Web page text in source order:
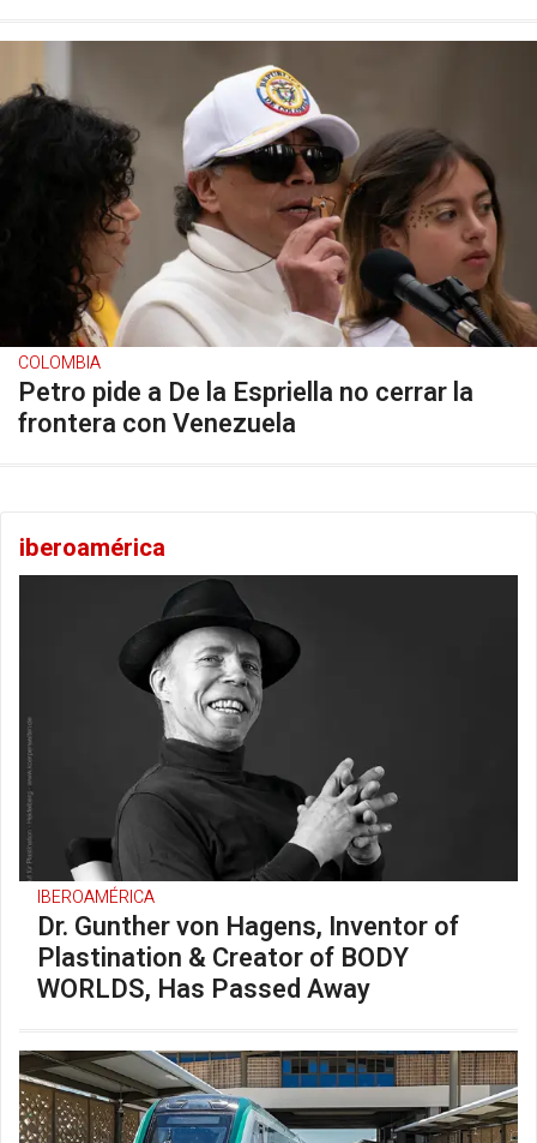
COLOMBIA
Petro pide a De la Espriella no cerrar la
frontera con Venezuela
iberoamérica
IBEROAMÉRICA
Dr. Gunther von Hagens, Inventor of
Plastination & Creator of BODY
WORLDS, Has Passed Away